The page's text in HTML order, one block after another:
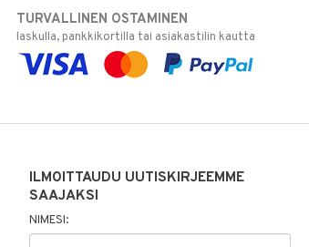
TURVALLINEN OSTAMINEN
laskulla, pankkikortilla tai asiakastilin kautta
ILMOITTAUDU UUTISKIRJEEMME
SAAJAKSI
NIMESI: